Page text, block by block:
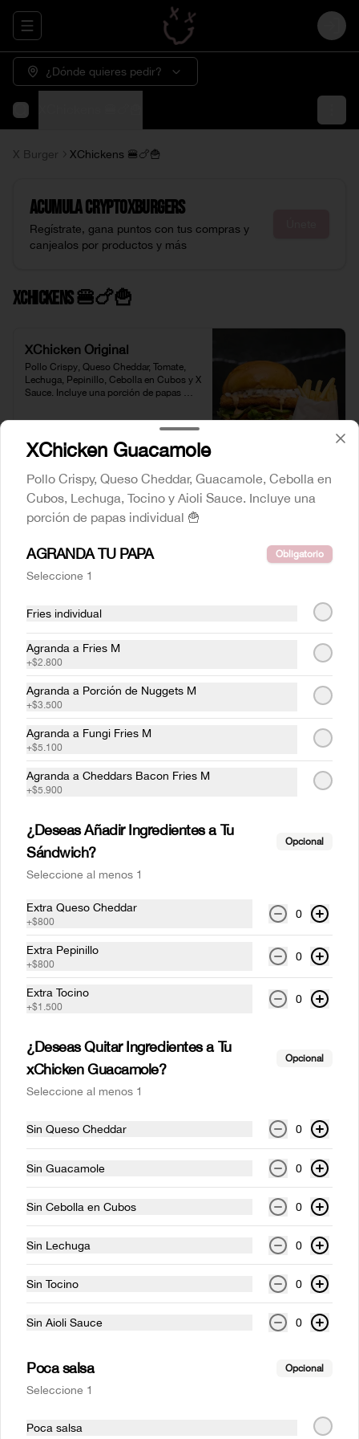
Abrir menu de navegación Login
¿Dónde quieres pedir?
X Burger XChickens 🍔🍗🍟
AcumulaCryptoXburgers
Regístrate, gana puntos con tus compras y
canjealos por productos y más
XChickens 🍔🍗🍟
XChicken Original
Pollo Crispy, Queso Cheddar, Tomate,
Lechuga, Pepinillo, Cebolla en Cubos y X
Sauce. Incluye una porción de papas
XChicken American
Pollo Crispy, Queso Cheddar, Aros de
Cebolla, Tocino, BBQ Sauce y Aioli
individual 🍟
$9.000
XChicken Guacamole
Pollo Crispy, Queso Cheddar,
Guacamole, Cebolla en Cubos, Lechuga,
de papas individual 🍟
$10.000
XChicken Italiano
de papas individual 🍟
$8.500
XChicken Fungi
Pollo Crispy, Queso Cheddar,
Champiñones , Cebolla Caramelizada y
Salsa Aioli. Incluye una porción de papas
Conócenos
Información sobre Productos e Imágenes
Politica de Consumidor y Campaña
Política de privacidad y tratamiento de datos personales
Política de privacidad
XChicken Guacamole
Pollo Crispy, Queso Cheddar, Guacamole, Cebolla en
Cubos, Lechuga, Tocino y Aioli Sauce. Incluye una
porción de papas individual 🍟
AGRANDA TU PAPA Obligatorio
Seleccione 1
Fries individual
Agranda a Fries M
+$2.800
Agranda a Porción de Nuggets M
+$3.500
Agranda a Fungi Fries M
+$5.100
Agranda a Cheddars Bacon Fries M
+$5.900
¿Deseas Añadir Ingredientes a Tu
Sándwich?
Opcional
Seleccione al menos 1
Extra Queso Cheddar
+$800
0
Extra Pepinillo
+$800
0
Extra Tocino
+$1.500
0
¿Deseas Quitar Ingredientes a Tu
xChicken Guacamole?
Opcional
Seleccione al menos 1
Sin Queso Cheddar 0
Sin Guacamole 0
Sin Cebolla en Cubos 0
Sin Lechuga 0
Sin Tocino 0
Sin Aioli Sauce 0
Poca salsa Opcional
Seleccione 1
Poca salsa